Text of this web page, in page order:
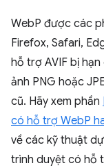
WebP được các
Firefox, Safari,
hỗ trợ AVIF bị
ảnh PNG hoặc
cũ. Hãy xem phần
có hỗ trợ WebP
về các kỹ thuật
trình duyệt có hỗ